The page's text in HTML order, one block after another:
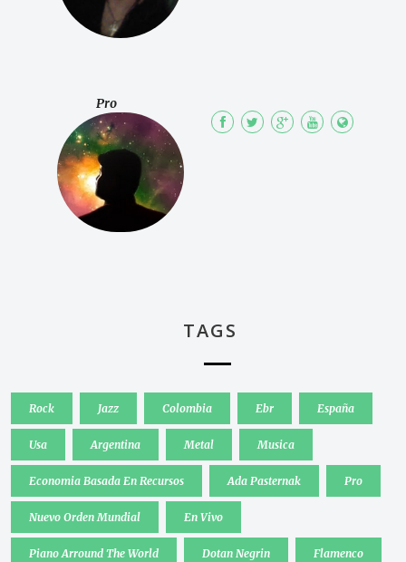
Pro
TAGS
Rock Jazz Colombia Ebr España
Usa Argentina Metal Musica
Economia Basada En Recursos Ada Pasternak Pro
Nuevo Orden Mundial En Vivo
Piano Arround The World Dotan Negrin Flamenco